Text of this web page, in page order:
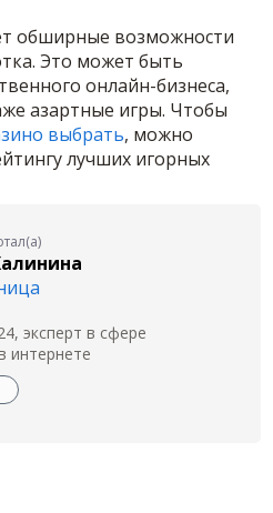
обширные возможности
Это может быть
онлайн-бизнеса,
азартные игры. Чтобы
выбрать, можно
лучших игорных
эксперт в сфере
интернете